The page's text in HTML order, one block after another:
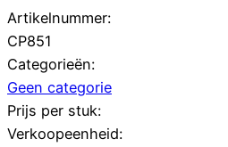
Artikelnummer:
CP851
Categorieën:
Geen categorie
Prijs per stuk:
Verkoopeenheid: